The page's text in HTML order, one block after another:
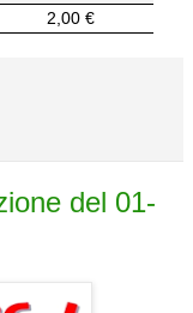
2,00 €
del 01-